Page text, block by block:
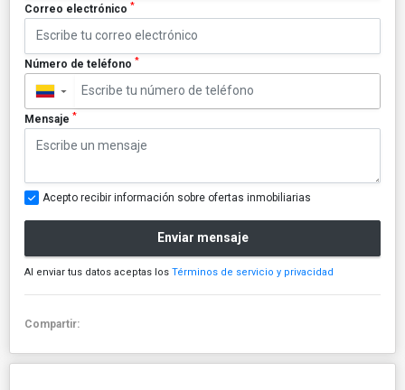
Correo electrónico *
Número de teléfono *
▼
Mensaje *
Acepto recibir información sobre ofertas inmobiliarias
Enviar mensaje
Al enviar tus datos aceptas los Términos de servicio y privacidad
Compartir: